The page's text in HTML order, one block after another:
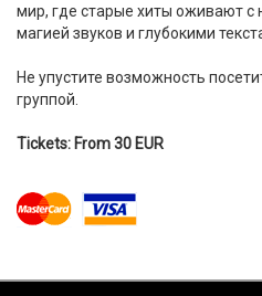
мир, где старые хиты оживают с
магией звуков и глубокими
Не упустите возможность
группой.
Tickets: From 30 EUR